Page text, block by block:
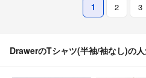
1 2 3
DrawerのTシャツ(半袖/袖なし)の